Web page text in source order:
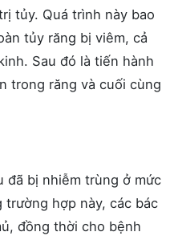
tủy. Quá trình này bao
tủy răng bị viêm, cả
Sau đó là tiến hành
trong răng và cuối cùng
đã bị nhiễm trùng ở mức
hợp này, các bác
đồng thời cho bệnh